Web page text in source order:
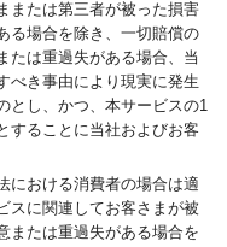
または第三者が被った損害
る場合を除き、一切賠償の
たは重過失がある場合、当
べき事由により現実に発生
とし、かつ、本サービスの1
することに当社およびお客
における消費者の場合は適
スに関連してお客さまが被
または重過失がある場合を